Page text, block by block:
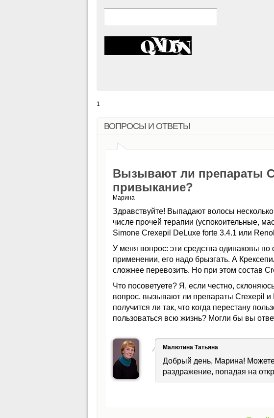
1
ВОПРОСЫ И ОТВЕТЫ
Вызывают ли препараты
привыкание?
Марина
Здравствуйте! Выпадают волосы
числе прочей терапии (успокоительные,
Simone Crexepil DeLuxe forte 3.4.1 или
У меня вопрос: эти средства одинаковы по
применении, его надо брызгать. А
сложнее перевозить. Но при этом состав
Что посоветуете? Я, если честно,
вопрос, вызывают ли препараты Crexepil
получится ли так, что когда перестану
пользоваться всю жизнь? Могли бы вы
Малютина Татьяна
Добрый день, Марина! Можете
раздражение, попадая на